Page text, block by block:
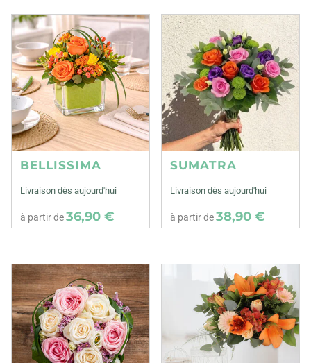
BELLISSIMA
Livraison dès aujourd'hui
à partir de36,90 €
SUMATRA
Livraison dès aujourd'hui
à partir de38,90 €